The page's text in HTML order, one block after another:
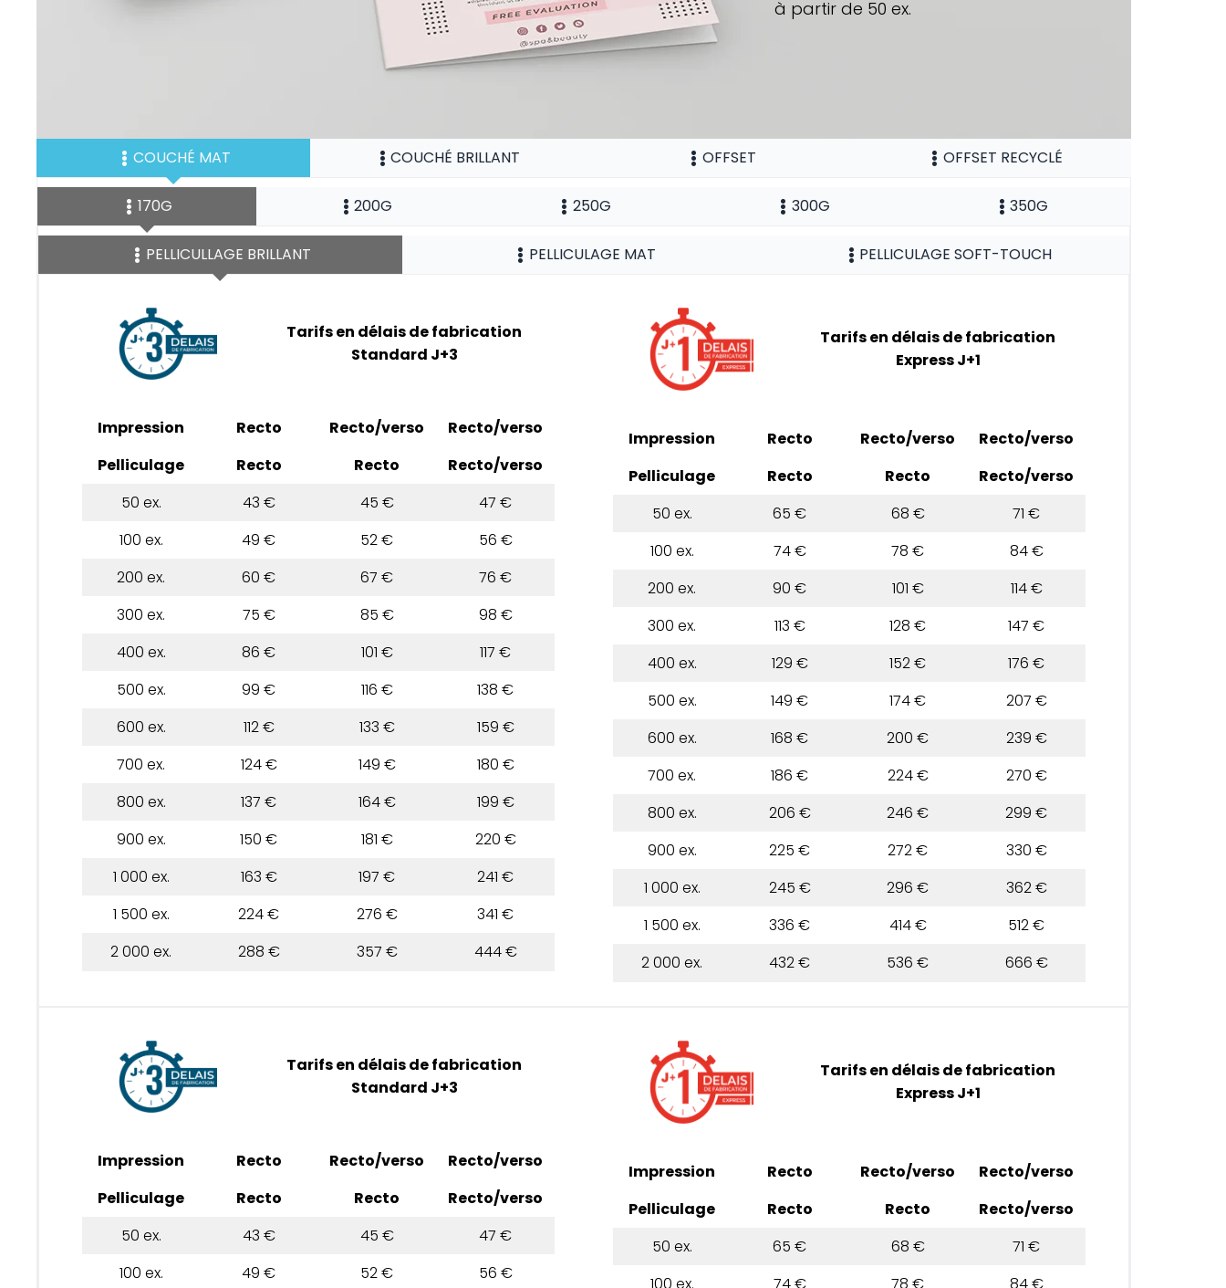
à partir de 50 ex.
COUCHÉ MAT COUCHÉ BRILLANT OFFSET OFFSET RECYCLÉ
170G 200G 250G 300G 350G
PELLICULLAGE BRILLANT PELLICULAGE MAT PELLICULAGE SOFT-TOUCH
Tarifs en délais de fabrication
Standard J+3
Impression Recto Recto/verso
Recto/verso
Pelliculage
Recto Recto
Recto/verso
50 ex.
43 € 45 €
47 €
100 ex.
49 € 52 €
56 €
200 ex.
60 € 67 €
76 €
300 ex.
75 € 85 €
98 €
400 ex.
86 € 101 €
117 €
500 ex.
99 € 116 €
138 €
600 ex.
112 € 133 €
159 €
700 ex.
124 € 149 €
180 €
800 ex.
137 € 164 €
199 €
900 ex.
150 € 181 €
220 €
1 000 ex.
163 € 197 €
241 €
1 500 ex.
224 € 276 €
341 €
2 000 ex.
288 € 357 € 444 €
Tarifs en délais de fabrication
Express J+1
Impression Recto Recto/verso
Recto/verso
Pelliculage
Recto Recto
Recto/verso
50 ex.
65 € 68 €
71 €
100 ex.
74 € 78 €
84 €
200 ex.
90 € 101 €
114 €
300 ex.
113 € 128 €
147 €
400 ex.
129 € 152 €
176 €
500 ex.
149 € 174 €
207 €
600 ex.
168 € 200 €
239 €
700 ex.
186 € 224 €
270 €
800 ex.
206 € 246 €
299 €
900 ex.
225 € 272 €
330 €
1 000 ex.
245 € 296 €
362 €
1 500 ex.
336 € 414 €
512 €
2 000 ex.
432 € 536 € 666 €
Tarifs en délais de fabrication
Standard J+3
Impression Recto Recto/verso
Recto/verso
Pelliculage
Recto Recto
Recto/verso
50 ex.
43 € 45 €
47 €
100 ex.
49 € 52 €
56 €
Tarifs en délais de fabrication
Express J+1
Impression Recto Recto/verso
Recto/verso
Pelliculage
Recto Recto
Recto/verso
50 ex.
65 € 68 €
71 €
100 ex.
74 € 78 €
84 €